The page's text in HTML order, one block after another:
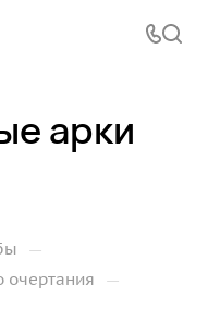
арки
—
очертания —